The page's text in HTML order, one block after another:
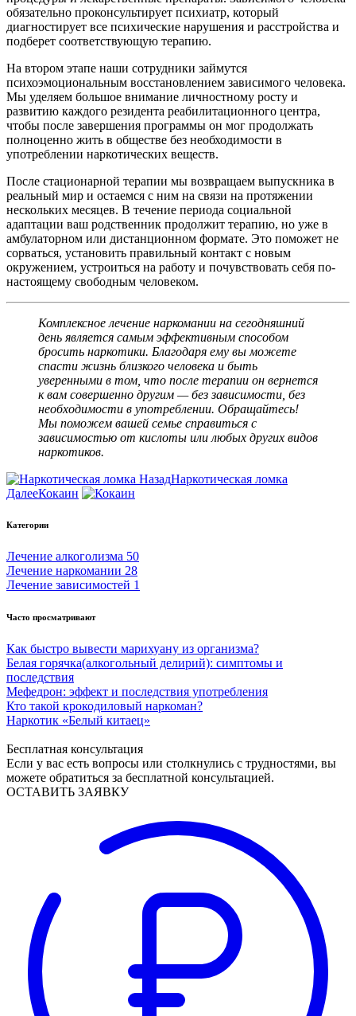
обязательно проконсультирует психиатр, который
диагностирует все психические нарушения и расстройства и
подберет соответствующую терапию.
На втором этапе наши сотрудники займутся
психоэмоциональным восстановлением зависимого человека.
Мы уделяем большое внимание личностному росту и
развитию каждого резидента реабилитационного центра,
чтобы после завершения программы он мог продолжать
полноценно жить в обществе без необходимости в
употреблении наркотических веществ.
После стационарной терапии мы возвращаем выпускника в
реальный мир и остаемся с ним на связи на протяжении
нескольких месяцев. В течение периода социальной
адаптации ваш родственник продолжит терапию, но уже в
амбулаторном или дистанционном формате. Это поможет не
сорваться, установить правильный контакт с новым
окружением, устроиться на работу и почувствовать себя по-
настоящему свободным человеком.
Комплексное лечение наркомании на сегодняшний
день является самым эффективным способом
бросить наркотики. Благодаря ему вы можете
спасти жизнь близкого человека и быть
уверенными в том, что после терапии он вернется
к вам совершенно другим — без зависимости, без
необходимости в употреблении. Обращайтесь!
Мы поможем вашей семье справиться с
зависимостью от кислоты или любых других видов
наркотиков.
НазадНаркотическая ломка
ДалееКокаин
Категории
Лечение алкоголизма 50
Лечение наркомании 28
Лечение зависимостей 1
Часто просматривают
Как быстро вывести марихуану из организма?
Белая горячка(алкогольный делирий): симптомы и
последствия
Мефедрон: эффект и последствия употребления
Кто такой крокодиловый наркоман?
Наркотик «Белый китаец»
Бесплатная консультация
Если у вас есть вопросы или столкнулись с трудностями, вы
можете обратиться за бесплатной консультацией.
ОСТАВИТЬ ЗАЯВКУ